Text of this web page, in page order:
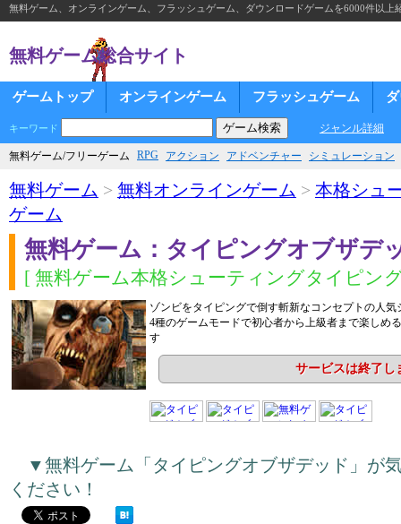
無料ゲーム、オンラインゲーム、フラッシュゲーム、ダウンロードゲームを6000件以上
無料ゲーム総合サイト
ゲームトップ オンラインゲーム フラッシュゲーム
キーワード ジャンル詳細
無料ゲーム/フリーゲーム RPG アクション アドベンチャー シミュレーション
無料ゲーム > 無料オンラインゲーム > 本格シュ
ゲーム
無料ゲーム：タイピングオブザデ
[ 無料ゲーム本格シューティングタイピン
ゾンビをタイピングで倒す斬新なコンセプトの人
4種のゲームモードで初心者から上級者まで楽しめ
す
サービスは終了し
▼無料ゲーム「タイピングオブザデッド」が
ください！